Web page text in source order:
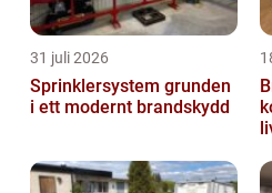
31 juli 2026
Sprinklersystem grunden
i ett modernt brandskydd